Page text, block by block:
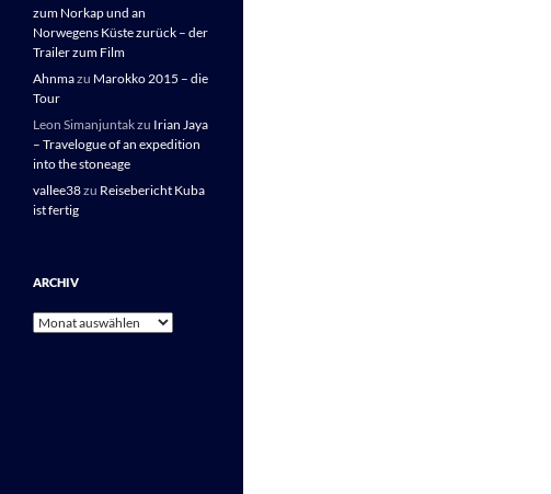
zum Norkap und an
Norwegens Küste zurück – der
Trailer zum Film
Ahnmazu Marokko 2015 – die
Tour
Leon Simanjuntakzu Irian Jaya
– Travelogue of an expedition
into the stoneage
vallee38zu Reisebericht Kuba
ist fertig
ARCHIV
Archiv